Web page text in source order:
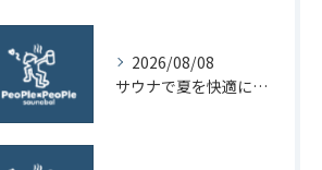
2026/08/08
サウナで夏を快適に過ごす神奈川県横浜市青葉区田園都市線青葉台駅のおすすめ理由